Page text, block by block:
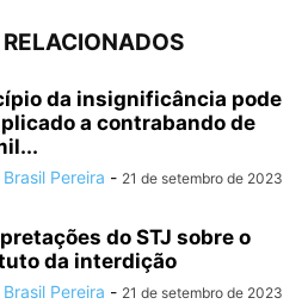
da insignificância pode
a contrabando de
Pereira - 21 de setembro de 2023
do STJ sobre o
da interdição
Pereira - 21 de setembro de 2023